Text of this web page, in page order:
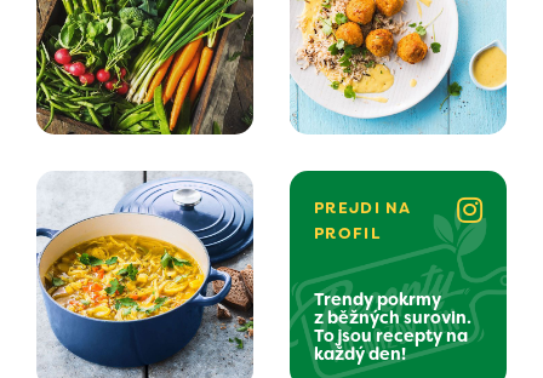
PREJDI NA
PROFIL
Trendy pokrmy
z běžných surovin.
To jsou recepty na
každý den!